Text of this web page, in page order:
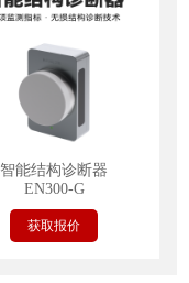
智能结构诊断器
EN300-G
获取报价